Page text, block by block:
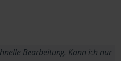
Bearbeitung. Kann ich nur